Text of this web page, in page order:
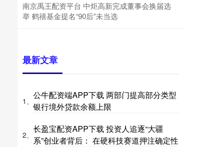
南京禹王配资平台 中炬高新完成董事会换届选
举 鹤禧基金提名“90后”未当选
最新文章
1、
公牛配资端APP下载 两部门提高部分类型
银行境外贷款余额上限
2、
长盈宝配资APP下载 投资人追逐“大疆
系”创业者背后： 在硬科技赛道押注确定性